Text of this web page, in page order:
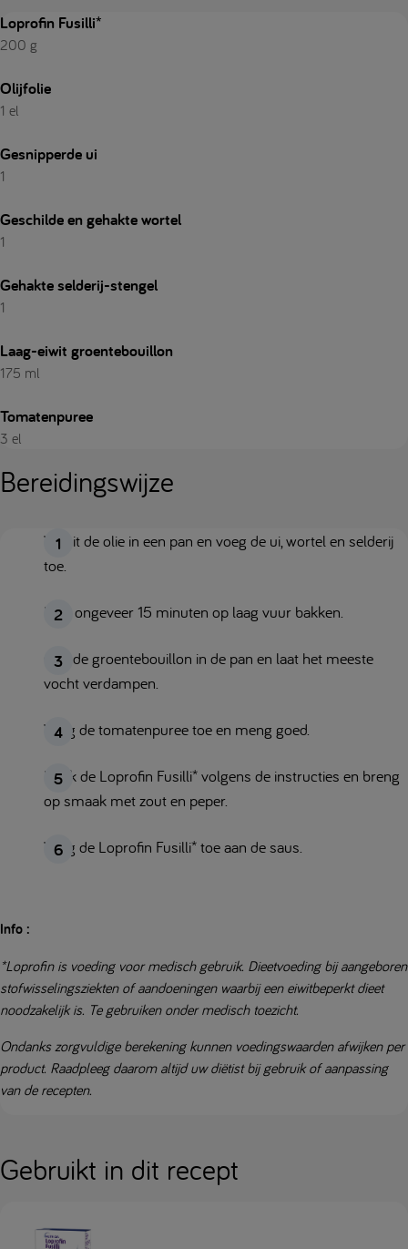
Loprofin Fusilli*
200 g
Olijfolie
1 el
Gesnipperde ui
1
Geschilde en gehakte wortel
1
Gehakte selderij-stengel
1
Laag-eiwit groentebouillon
175 ml
Tomatenpuree
3 el
Bereidingswijze
Verhit de olie in een pan en voeg de ui, wortel en selderij
toe.
Laat ongeveer 15 minuten op laag vuur bakken.
Giet de groentebouillon in de pan en laat het meeste
vocht verdampen.
Voeg de tomatenpuree toe en meng goed.
Kook de Loprofin Fusilli* volgens de instructies en breng
op smaak met zout en peper.
Voeg de Loprofin Fusilli* toe aan de saus.
Info :
*Loprofin is voeding voor medisch gebruik. Dieetvoeding bij aangeboren
stofwisselingsziekten of aandoeningen waarbij een eiwitbeperkt dieet
noodzakelijk is. Te gebruiken onder medisch toezicht.
Ondanks zorgvuldige berekening kunnen voedingswaarden afwijken per
product. Raadpleeg daarom altijd uw diëtist bij gebruik of aanpassing
van de recepten.
Gebruikt in dit recept